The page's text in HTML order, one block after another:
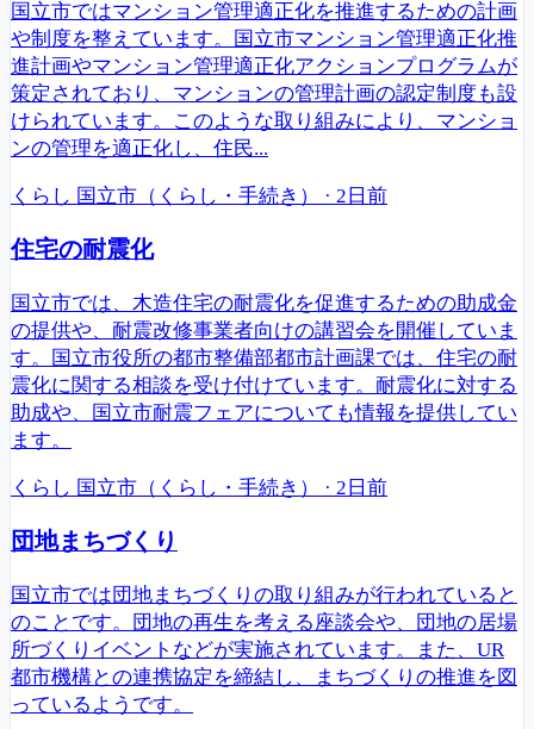
国立市ではマンション管理適正化を推進するための計画
や制度を整えています。国立市マンション管理適正化推
進計画やマンション管理適正化アクションプログラムが
策定されており、マンションの管理計画の認定制度も設
けられています。このような取り組みにより、マンショ
ンの管理を適正化し、住民...
くらし 国立市（くらし・手続き） · 2日前
住宅の耐震化
国立市では、木造住宅の耐震化を促進するための助成金
の提供や、耐震改修事業者向けの講習会を開催していま
す。国立市役所の都市整備部都市計画課では、住宅の耐
震化に関する相談を受け付けています。耐震化に対する
助成や、国立市耐震フェアについても情報を提供してい
ます。
くらし 国立市（くらし・手続き） · 2日前
団地まちづくり
国立市では団地まちづくりの取り組みが行われていると
のことです。団地の再生を考える座談会や、団地の居場
所づくりイベントなどが実施されています。また、UR
都市機構との連携協定を締結し、まちづくりの推進を図
っているようです。